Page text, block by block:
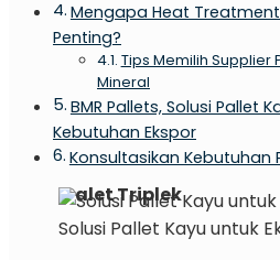
Palet Triplek
Mengapa Heat
Penting?
Tips Memilih Supplier
Mineral
BMR Pallets, Solusi Pallet
Kebutuhan Ekspor
Konsultasikan Kebutuhan
Solusi Pallet Kayu untuk